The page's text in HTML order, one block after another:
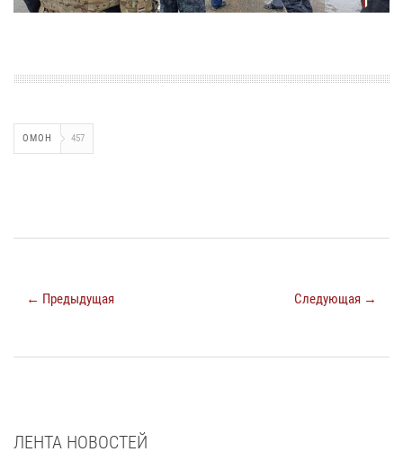
ОМОН 457
← Предыдущая Следующая →
ЛЕНТА НОВОСТЕЙ